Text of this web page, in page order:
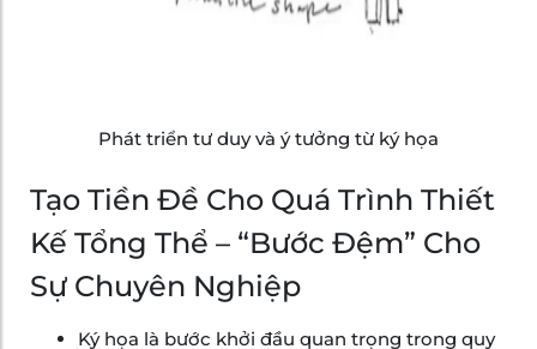
Phát triển tư duy và ý tưởng từ ký họa
Tạo Tiền Đề Cho Quá Trình Thiết
Kế Tổng Thể – “Bước Đệm” Cho
Sự Chuyên Nghiệp
Ký họa là bước khởi đầu quan trọng trong quy